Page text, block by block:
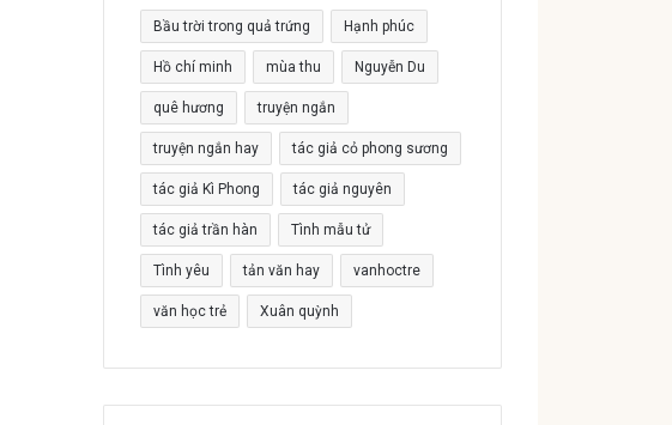
o
:
Bầu trời trong quả trứng Hạnh phúc
Hồ chí minh mùa thu Nguyễn Du
quê hương truyện ngắn
truyện ngắn hay tác giả cỏ phong sương
tác giả Kì Phong tác giả nguyên
tác giả trần hàn Tình mẫu tử
Tình yêu tản văn hay vanhoctre
văn học trẻ Xuân quỳnh